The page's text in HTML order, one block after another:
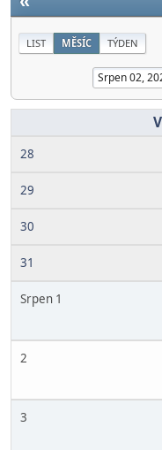
LIST MĚSÍC TÝDEN
28
29
30
31
Srpen 1
2
3